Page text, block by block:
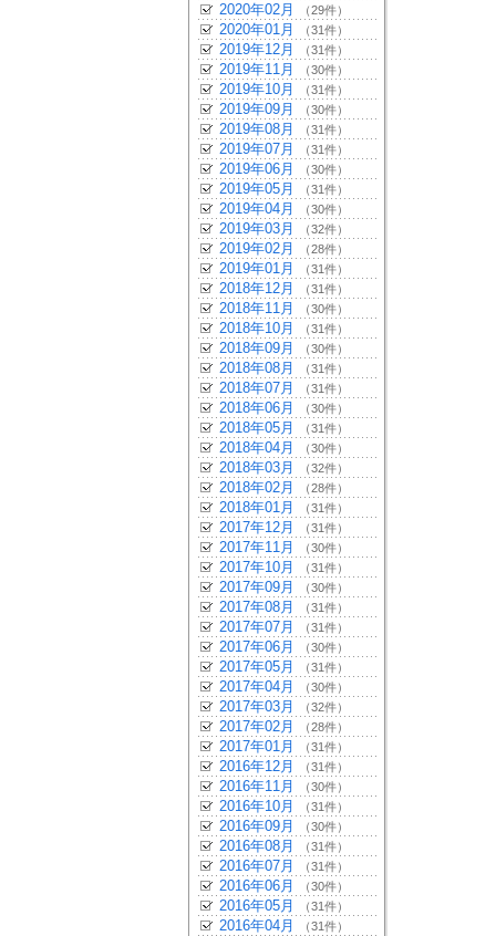
2020年02月 （29件）
2020年01月 （31件）
2019年12月 （31件）
2019年11月 （30件）
2019年10月 （31件）
2019年09月 （30件）
2019年08月 （31件）
2019年07月 （31件）
2019年06月 （30件）
2019年05月 （31件）
2019年04月 （30件）
2019年03月 （32件）
2019年02月 （28件）
2019年01月 （31件）
2018年12月 （31件）
2018年11月 （30件）
2018年10月 （31件）
2018年09月 （30件）
2018年08月 （31件）
2018年07月 （31件）
2018年06月 （30件）
2018年05月 （31件）
2018年04月 （30件）
2018年03月 （32件）
2018年02月 （28件）
2018年01月 （31件）
2017年12月 （31件）
2017年11月 （30件）
2017年10月 （31件）
2017年09月 （30件）
2017年08月 （31件）
2017年07月 （31件）
2017年06月 （30件）
2017年05月 （31件）
2017年04月 （30件）
2017年03月 （32件）
2017年02月 （28件）
2017年01月 （31件）
2016年12月 （31件）
2016年11月 （30件）
2016年10月 （31件）
2016年09月 （30件）
2016年08月 （31件）
2016年07月 （31件）
2016年06月 （30件）
2016年05月 （31件）
2016年04月 （31件）